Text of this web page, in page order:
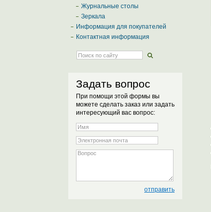
Журнальные столы
Зеркала
Информация для покупателей
Контактная информация
Задать вопрос
При помощи этой формы вы
можете сделать заказ или задать
интересующий вас вопрос: